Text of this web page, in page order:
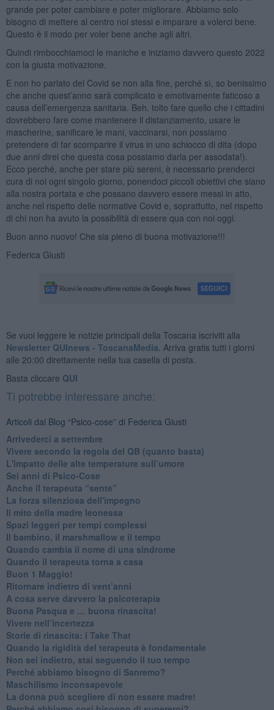
grande per poter cambiare e poter migliorare. Abbiamo solo
bisogno di mettere al centro noi stessi e imparare a volerci bene.
Questo è il modo per voler bene anche agli altri.
Quindi rimbocchiamoci le maniche e iniziamo davvero questo 2022
con la giusta motivazione.
E non ho parlato del Covid se non alla fine, perché sì, so benissimo
che anche quest’anno sarà complicato e emotivamente faticoso a
causa dell’emergenza sanitaria. Beh, tolto fare quello che i cittadini
dovrebbero fare come mantenere il distanziamento, usare le
mascherine, sanificare le mani, vaccinarsi, non possiamo
pretendere di far scomparire il virus in uno schiocco di dita (dopo
due anni direi che questa cosa possiamo darla per assodata!).
Ecco perché, anche per stare più sereni, è necessario prenderci
cura di noi ogni singolo giorno, ponendoci piccoli obiettivi che siano
alla nostra portata e che possano davvero essere messi in atto,
anche nel rispetto delle normative Covid e, soprattutto, nel rispetto
di chi non ha avuto la possibilità di essere qua con noi oggi.
Buon anno nuovo! Che sia pieno di buona motivazione!!!
Federica Giusti
Se vuoi leggere le notizie principali della Toscana iscriviti alla
Newsletter QUInews - ToscanaMedia. Arriva gratis tutti i giorni
alle 20:00 direttamente nella tua casella di posta.
Basta cliccare QUI
Ti potrebbe interessare anche:
Articoli dal Blog “Psico-cose” di Federica Giusti
​Arrivederci a settembre
​Vivere secondo la regola del QB (quanto basta)
​L'impatto delle alte temperature sull’umore
Sei anni di Psico-Cose
​Anche il terapeuta “sente”
​La forza silenziosa dell'impegno
​Il mito della madre leonessa
Spazi leggeri per tempi complessi
Il bambino, il marshmallow e il tempo
​Quando cambia il nome di una sindrome
​Quando il terapeuta torna a casa
​Buon 1 Maggio!
Ritornare indietro di vent’anni
​A cosa serve davvero la psicoterapia
​Buona Pasqua e … buona rinascita!
​Vivere nell’incertezza
​Storie di rinascita: i Take That
​Quando la rigidità del terapeuta è fondamentale
​Non sei indietro, stai seguendo il tuo tempo
​Perché abbiamo bisogno di Sanremo?
​Maschilismo inconsapevole
​La donna può scegliere di non essere madre!